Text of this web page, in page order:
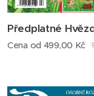
Předplatné
Cena od 499,00 Kč